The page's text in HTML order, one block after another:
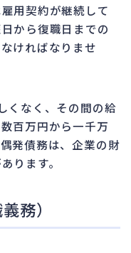
用契約が継続して
から復職日までの
ければなりませ
くなく、その間の給
百万円から一千万
発債務は、企業の財
ります。
務）